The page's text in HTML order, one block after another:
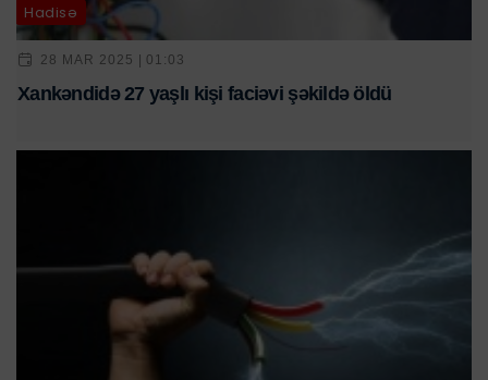
Hadisə
28 MAR 2025 | 01:03
Xankəndidə 27 yaşlı kişi faciəvi şəkildə öldü